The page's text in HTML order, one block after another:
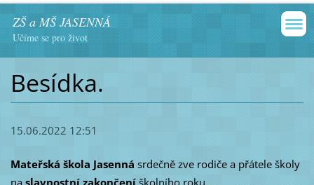
ZŠ a MŠ JASENNÁ
Učíme se pro život
Besídka.
15.06.2022 12:51
Mateřská škola Jasenná srdečně zve rodiče a přátele školy